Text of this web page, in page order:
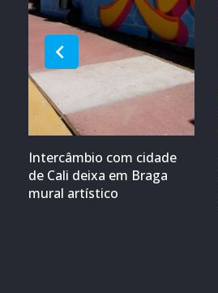
Intercâmbio com cidade
de Cali deixa em Braga
mural artístico